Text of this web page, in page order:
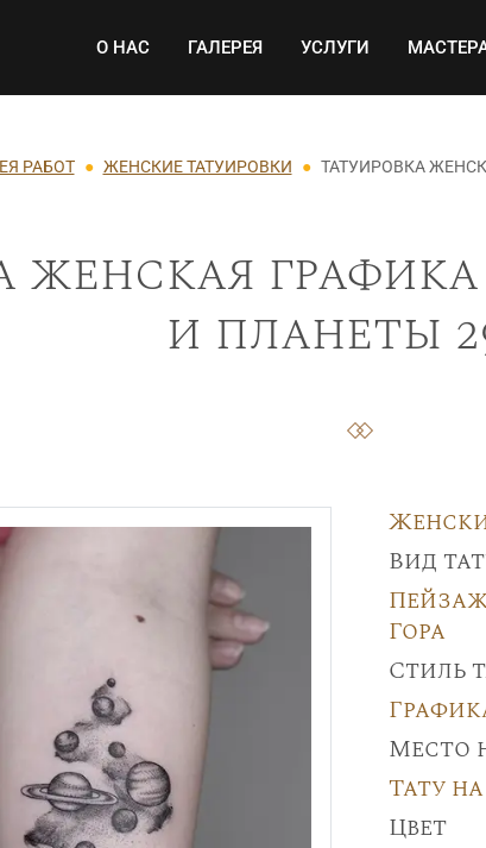
Основная
О НАС ГАЛЕРЕЯ УСЛУГИ
РАБОТ ЖЕНСКИЕ ТАТУИРОВКИ ТАТУИРОВКА
женская
и планеты
Вид
Гора
Стиль
Место
Тату
Цвет